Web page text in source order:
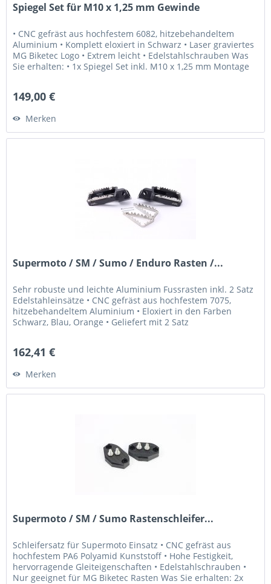
Spiegel Set für M10 x 1,25 mm Gewinde
• CNC gefräst aus hochfestem 6082, hitzebehandeltem
Aluminium • Komplett eloxiert in Schwarz • Laser graviertes
MG Biketec Logo • Extrem leicht • Edelstahlschrauben Was
Sie erhalten: • 1x Spiegel Set inkl. M10 x 1,25 mm Montage
149,00 €
Merken
Supermoto / SM / Sumo / Enduro Rasten /...
Sehr robuste und leichte Aluminium Fussrasten inkl. 2 Satz
Edelstahleinsätze • CNC gefräst aus hochfestem 7075,
hitzebehandeltem Aluminium • Eloxiert in den Farben
Schwarz, Blau, Orange • Geliefert mit 2 Satz
162,41 €
Merken
Supermoto / SM / Sumo Rastenschleifer...
Schleifersatz für Supermoto Einsatz • CNC gefräst aus
hochfestem PA6 Polyamid Kunststoff • Hohe Festigkeit,
hervorragende Gleiteigenschaften • Edelstahlschrauben •
Nur geeignet für MG Biketec Rasten Was Sie erhalten: 2x